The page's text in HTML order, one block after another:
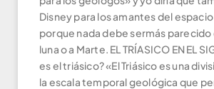
Disney para los amantes del
porque nada debe sermás parecido
luna o a Marte. EL TRÍASICO EN EL
es el triásico? «El Triásico es una
la escala temporal geológica que